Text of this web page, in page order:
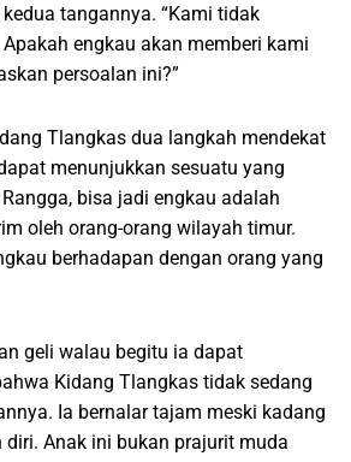
tangannya. “Kami tidak
engkau akan memberi kami
persoalan ini?”
Tlangkas dua langkah mendekat
menunjukkan sesuatu yang
bisa jadi engkau adalah
oleh orang-orang wilayah timur.
berhadapan dengan orang yang
geli walau begitu ia dapat
Kidang Tlangkas tidak sedang
Ia bernalar tajam meski kadang
Anak ini bukan prajurit muda